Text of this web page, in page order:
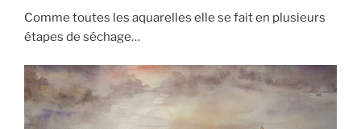
Comme toutes les aquarelles elle se fait en plusieurs
étapes de séchage…